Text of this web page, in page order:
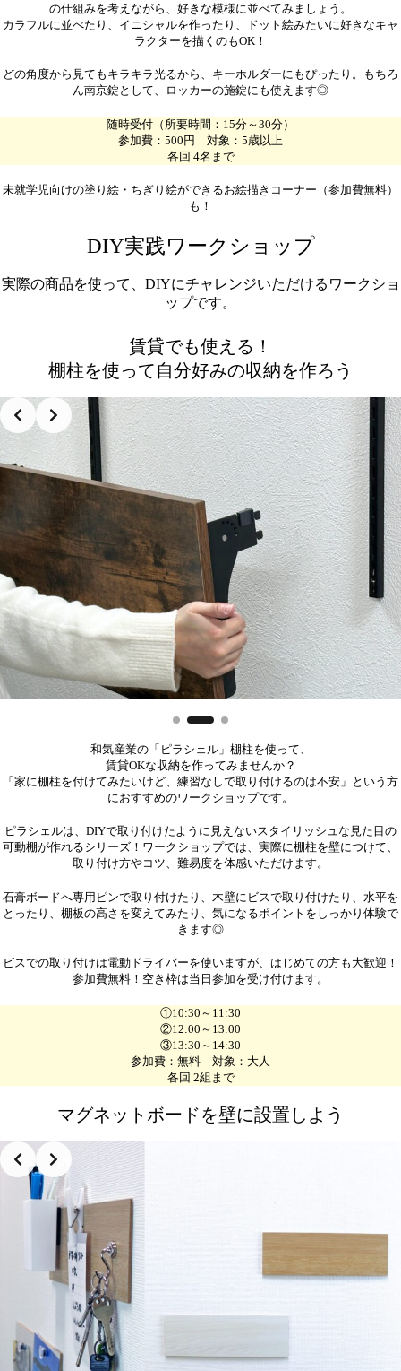
の仕組みを考えながら、好きな模様に並べてみましょう。
カラフルに並べたり、イニシャルを作ったり、ドット絵みたいに好きなキャ
ラクターを描くのもOK！
どの角度から見てもキラキラ光るから、キーホルダーにもぴったり。もちろ
ん南京錠として、ロッカーの施錠にも使えます◎
随時受付（所要時間：15分～30分）
参加費：500円 対象：5歳以上
各回 4名まで
未就学児向けの塗り絵・ちぎり絵ができるお絵描きコーナー（参加費無料）
も！
DIY実践ワークショップ
実際の商品を使って、DIYにチャレンジいただけるワークショ
ップです。
賃貸でも使える！
棚柱を使って自分好みの収納を作ろう
Slide 2 of 3
和気産業の「ピラシェル」棚柱を使って、
賃貸OKな収納を作ってみませんか？
「家に棚柱を付けてみたいけど、練習なしで取り付けるのは不安」という方
におすすめのワークショップです。
ピラシェルは、DIYで取り付けたように見えないスタイリッシュな見た目の
可動棚が作れるシリーズ！ワークショップでは、実際に棚柱を壁につけて、
取り付け方やコツ、難易度を体感いただけます。
石膏ボードへ専用ピンで取り付けたり、木壁にビスで取り付けたり、水平を
とったり、棚板の高さを変えてみたり、気になるポイントをしっかり体験で
きます◎
ビスでの取り付けは電動ドライバーを使いますが、はじめての方も大歓迎！
参加費無料！空き枠は当日参加を受け付けます。
①10:30～11:30
②12:00～13:00
③13:30～14:30
参加費：無料 対象：大人
各回 2組まで
マグネットボードを壁に設置しよう
Slide 2 of 3